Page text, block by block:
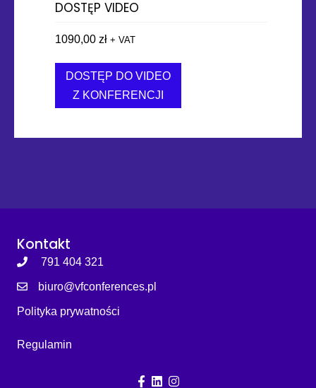
DOSTĘP VIDEO
1090,00zł + VAT
DOSTĘP DO VIDEO
Z KONFERENCJI
Kontakt
791 404 321
biuro@vfconferences.pl
Polityka prywatności
Regulamin